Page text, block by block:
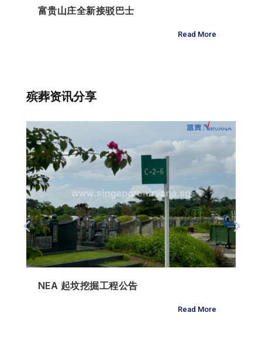
富贵山庄全新接驳巴士
Read More
殡葬资讯分享
NEA 起坟挖掘工程公告
Read More